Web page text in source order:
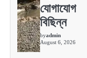
যোগাযোগ
বিছিন্ন
byadmin
August 6, 2026